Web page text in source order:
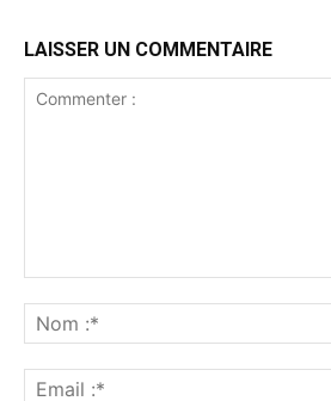
LAISSER UN COMMENTAIRE